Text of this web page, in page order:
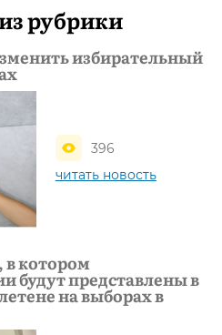
рубрики
избирательный
396
читать новость
котором
будут представлены в
на выборах в